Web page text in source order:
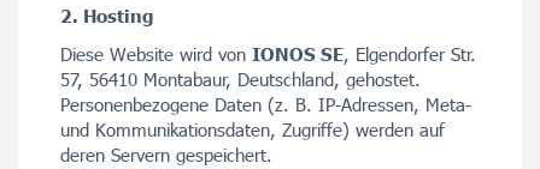
2. Hosting
Diese Website wird von IONOS SE, Elgendorfer Str.
57, 56410 Montabaur, Deutschland, gehostet.
Personenbezogene Daten (z. B. IP-Adressen, Meta-
und Kommunikationsdaten, Zugriffe) werden auf
deren Servern gespeichert.